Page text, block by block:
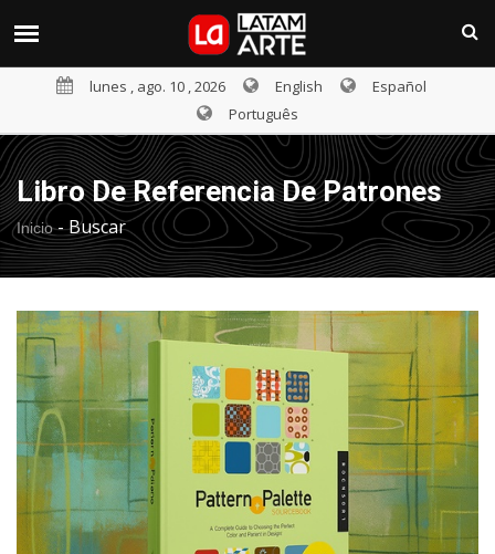
lunes , ago. 10 , 2026 English
Español
Português
Libro De Referencia De Patrones
Inicio-Buscar